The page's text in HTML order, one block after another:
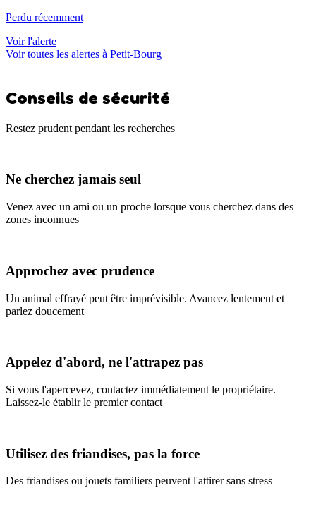
Perdu récemment
Voir l'alerte
Voir toutes les alertes à Petit-Bourg
Conseils de sécurité
Restez prudent pendant les recherches
Ne cherchez jamais seul
Venez avec un ami ou un proche lorsque vous cherchez dans des
zones inconnues
Approchez avec prudence
Un animal effrayé peut être imprévisible. Avancez lentement et
parlez doucement
Appelez d'abord, ne l'attrapez pas
Si vous l'apercevez, contactez immédiatement le propriétaire.
Laissez-le établir le premier contact
Utilisez des friandises, pas la force
Des friandises ou jouets familiers peuvent l'attirer sans stress